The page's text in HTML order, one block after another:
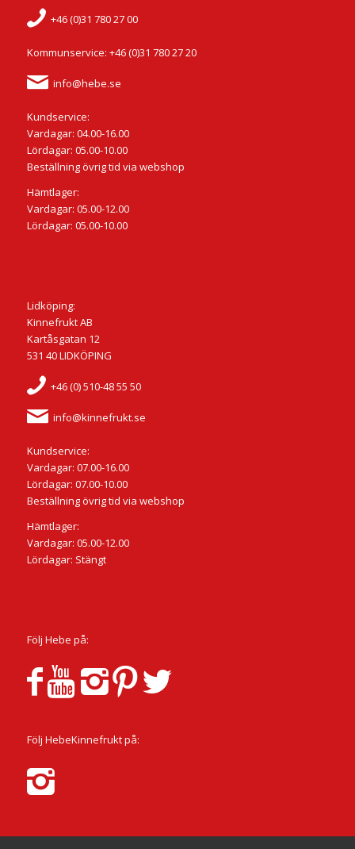
+46 (0)31 780 27 00
Kommunservice: +46 (0)31 780 27 20
info@hebe.se
Kundservice:
Vardagar: 04.00-16.00
Lördagar: 05.00-10.00
Beställning övrig tid via webshop
Hämtlager:
Vardagar: 05.00-12.00
Lördagar: 05.00-10.00
Lidköping:
Kinnefrukt AB
Kartåsgatan 12
531 40 LIDKÖPING
+46 (0) 510-48 55 50
info@kinnefrukt.se
Kundservice:
Vardagar: 07.00-16.00
Lördagar: 07.00-10.00
Beställning övrig tid via webshop
Hämtlager:
Vardagar: 05.00-12.00
Lördagar: Stängt
Följ Hebe på:
Följ HebeKinnefrukt på: